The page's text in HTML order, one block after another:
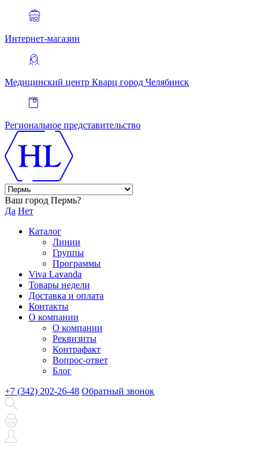
Интернет-магазин
Медицинский центр Кварц город Челябинск
Региональное представительство
Ваш город Пермь?
Да Нет
Каталог
Линии
Группы
Программы
Viva Lavanda
Товары недели
Доставка и оплата
Контакты
О компании
О компании
Реквизиты
Контрафакт
Вопрос-ответ
Блог
+7 (342) 202-26-48 Обратный звонок